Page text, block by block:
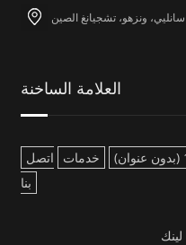
العلامة الساخنة
خدمات
اتصل
بنا